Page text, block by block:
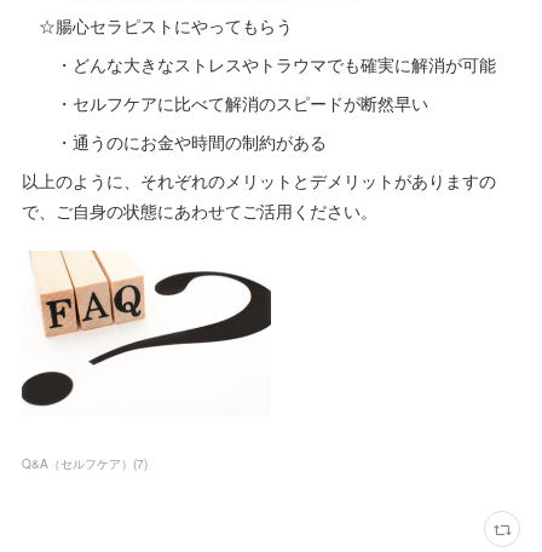
☆腸心セラピストにやってもらう
・どんな大きなストレスやトラウマでも確実に解消が可能
・セルフケアに比べて解消のスピードが断然早い
・通うのにお金や時間の制約がある
以上のように、それぞれのメリットとデメリットがありますの
で、ご自身の状態にあわせてご活用ください。
Q&A（セルフケア） (7)